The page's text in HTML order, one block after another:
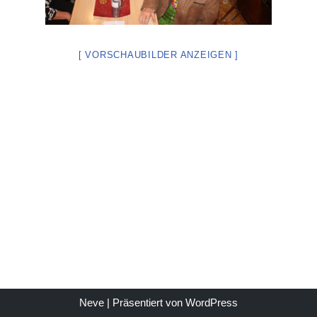
[ VORSCHAUBILDER ANZEIGEN ]
Neve | Präsentiert von WordPress